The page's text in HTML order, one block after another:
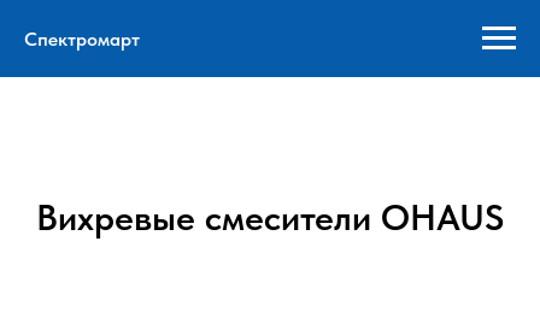
Спектромарт
Вихревые смесители OHAUS